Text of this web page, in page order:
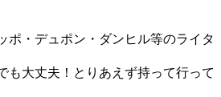
ポ・デュポン・ダンヒル等のライタ
も大丈夫！とりあえず持って行って